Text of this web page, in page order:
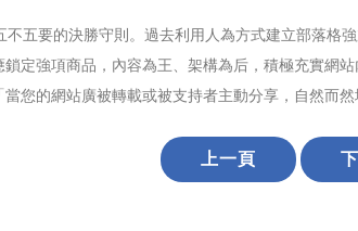
不五要的決勝守則。過去利用人為方式建立部落格
鎖定強項商品，內容為王、架構為后，積極充實網
您的網站廣被轉載或被支持者主動分享，自然而
上一頁